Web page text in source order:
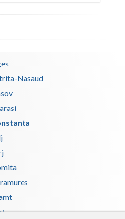
in tulburarea fono...
in tulburarea opoz...
prin Sandplay (1)
in bal...
comunicare (1)
Nasaud